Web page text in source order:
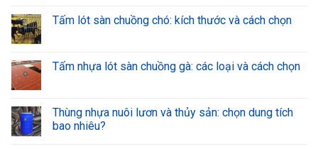
Tấm lót sàn chuồng chó: kích thước và cách chọn
Tấm nhựa lót sàn chuồng gà: các loại và cách chọn
Thùng nhựa nuôi lươn và thủy sản: chọn dung tích
bao nhiêu?